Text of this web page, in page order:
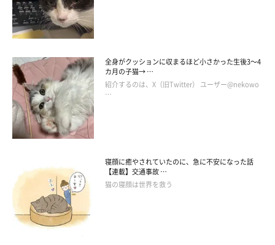
2024年7月19日頃のシルキーさん。まだまだモフっている？
@silky0702
「毎年夏はほっそりしていて、冬はモフっている」
ーさんですが、今年は違った様子を見せていました。取材時も
「例年と比べるとまだモフっている」
毛の量が減ってきているような気もするのだとか。
全身がクッションに収まるほど小さかった生後3～4
カ月の子猫→ …
紹介するのは、X（旧Twitter） ユーザー@nekowo
…
寝顔に癒やされていたのに、急に不安になった話
【連載】交通事故 …
猫の寝顔は世界を救う